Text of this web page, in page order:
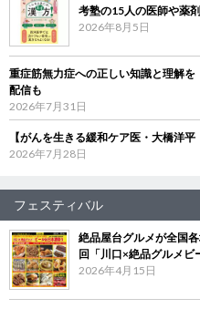
考塾の15人の医師や薬
2026年8月5日
重症筋無力症への正しい知識と理解
配信も
2026年7月31日
【がんを生きる緩和ケア医・大橋洋
2026年7月28日
フェスティバル
絶品屋台グルメが全国
回「川口×絶品グルメ
2026年4月15日